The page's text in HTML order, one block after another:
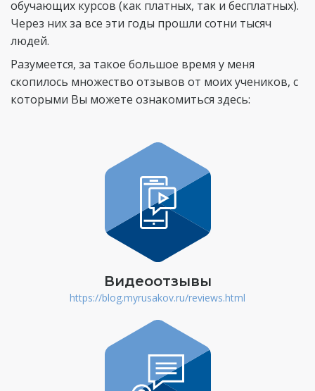
обучающих курсов (как платных, так и бесплатных).
Через них за все эти годы прошли сотни тысяч
людей.
Разумеется, за такое большое время у меня
скопилось множество отзывов от моих учеников, с
которыми Вы можете ознакомиться здесь:
Видеоотзывы
https://blog.myrusakov.ru/reviews.html